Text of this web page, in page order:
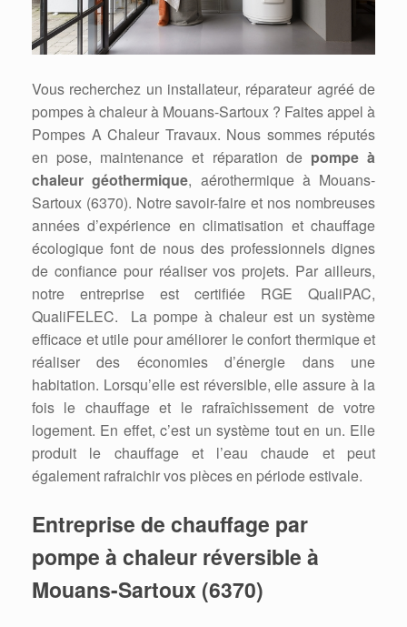
Vous recherchez un installateur, réparateur agréé de
pompes à chaleur à Mouans-Sartoux ? Faites appel à
Pompes A Chaleur Travaux. Nous sommes réputés
en pose, maintenance et réparation de pompe à
chaleur géothermique, aérothermique à Mouans-
Sartoux (6370). Notre savoir-faire et nos nombreuses
années d’expérience en climatisation et chauffage
écologique font de nous des professionnels dignes
de confiance pour réaliser vos projets. Par ailleurs,
notre entreprise est certifiée RGE QualiPAC,
QualiFELEC. La pompe à chaleur est un système
efficace et utile pour améliorer le confort thermique et
réaliser des économies d’énergie dans une
habitation. Lorsqu’elle est réversible, elle assure à la
fois le chauffage et le rafraîchissement de votre
logement. En effet, c’est un système tout en un. Elle
produit le chauffage et l’eau chaude et peut
également rafraichir vos pièces en période estivale.
Entreprise de chauffage par
pompe à chaleur réversible à
Mouans-Sartoux (6370)